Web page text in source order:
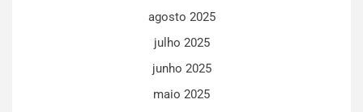
agosto 2025
julho 2025
junho 2025
maio 2025